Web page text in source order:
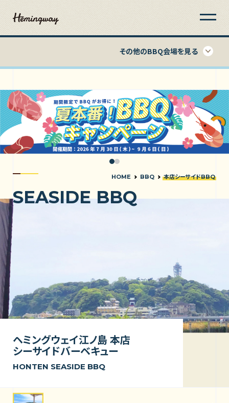
その他のBBQ会場を見る
HOME BBQ 本店シーサイドBBQ
SEASIDE BBQ
ヘミングウェイ江ノ島 本店
シーサイドバーベキュー
HONTEN SEASIDE BBQ